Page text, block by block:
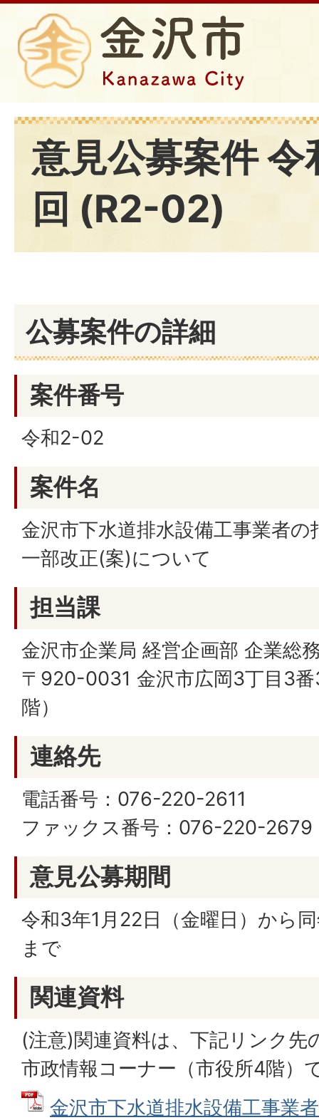
意見公募案件
回 (R2-02)
公募案件の詳細
案件番号
令和2-02
案件名
金沢市下水道排水設備工事業者
一部改正(案)について
担当課
金沢市企業局 経営企画部 企業総
〒920-0031 金沢市広岡3丁目3
階）
連絡先
電話番号：076-220-2611
ファックス番号：076-220-2679
意見公募期間
令和3年1月22日（金曜日）から
まで
関連資料
(注意)関連資料は、下記リンク先
市政情報コーナー（市役所4階）
金沢市下水道排水設備工事業